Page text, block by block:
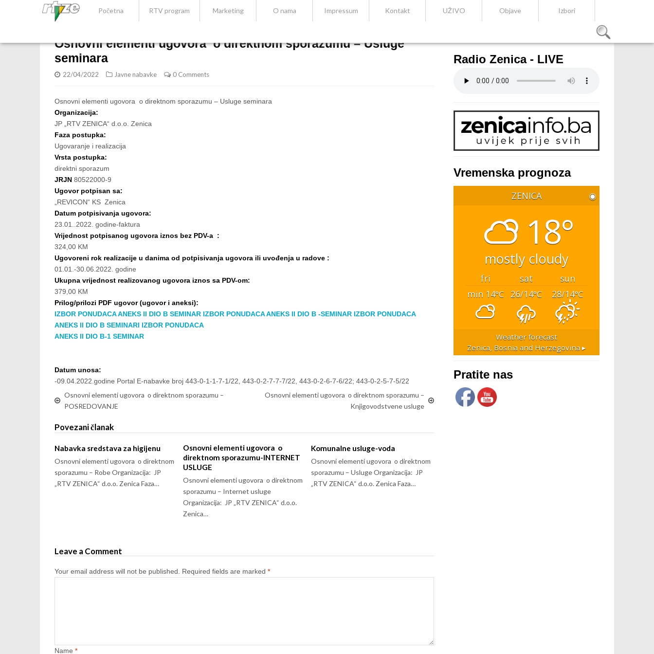
Početna RTV program Marketing O nama Impressum Kontakt UŽIVO Objave Izbori
Osnovni elementi ugovora o direktnom sporazumu – Usluge
seminara
22/04/2022 Javne nabavke 0 Comments
Osnovni elementi ugovora o direktnom sporazumu – Usluge seminara
Organizacija:
JP „RTV ZENICA“ d.o.o. Zenica
Faza postupka:
Ugovaranje i realizacija
Vrsta postupka:
direktni sporazum
JRJN 80522000-9
Ugovor potpisan sa:
„REVICON“ KS Zenica
Datum potpisivanja ugovora:
23.01..2022. godine-faktura
Vrijednost potpisanog ugovora iznos bez PDV-a :
324,00 KM
Ugovoreni rok realizacije u danima od potpisivanja ugovora ili uvođenja u radove :
01.01.-30.06.2022. godine
Ukupna vrijednost realizovanog ugovora iznos sa PDV-om:
379,00 KM
Prilog/prilozi PDF ugovor (ugovor i aneksi):
IZBOR PONUDACA ANEKS II DIO B SEMINAR IZBOR PONUDACA ANEKS II DIO B -SEMINAR IZBOR PONUDACA
ANEKS II DIO B SEMINARI IZBOR PONUDACA
ANEKS II DIO B-1 SEMINAR
Datum unosa:
-09.04.2022.godine Portal E-nabavke broj 443-0-1-1-7-1/22, 443-0-2-7-7-7/22, 443-0-2-6-7-6/22; 443-0-2-5-7-5/22
Osnovni elementi ugovora o direktnom sporazumu –
POSREDOVANJE
Osnovni elementi ugovora o direktnom sporazumu –
Knjigovodstvene usluge
Povezani članak
Nabavka sredstava za higijenu
Osnovni elementi ugovora o direktnom
sporazumu – Robe Organizacija: JP
„RTV ZENICA“ d.o.o. Zenica Faza…
Osnovni elementi ugovora o
direktnom sporazumu-INTERNET
USLUGE
Osnovni elementi ugovora o direktnom
sporazumu – Internet usluge
Organizacija: JP „RTV ZENICA“ d.o.o.
Zenica…
Komunalne usluge-voda
Osnovni elementi ugovora o direktnom
sporazumu – Usluge Organizacija: JP
„RTV ZENICA“ d.o.o. Zenica Faza…
Leave a Comment
Your email address will not be published. Required fields are marked *
Name *
Radio Zenica - LIVE
Vremenska prognoza
ZENICA ◉
18°
mostly cloudy
fri sat
sun
min 14°C 26/14°C 28/14°C
Weather forecast
Zenica, Bosnia and Herzegovina ▸
Pratite nas